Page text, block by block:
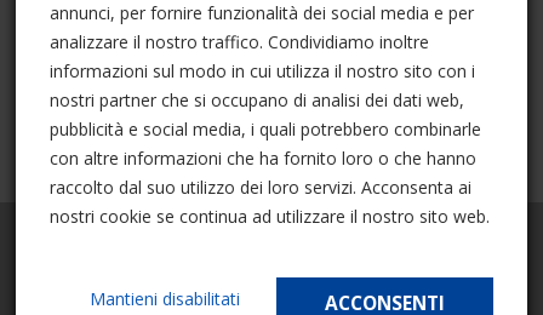
annunci, per fornire funzionalità dei social media e per
analizzare il nostro traffico. Condividiamo inoltre
informazioni sul modo in cui utilizza il nostro sito con i
nostri partner che si occupano di analisi dei dati web,
pubblicità e social media, i quali potrebbero combinarle
con altre informazioni che ha fornito loro o che hanno
raccolto dal suo utilizzo dei loro servizi. Acconsenta ai
nostri cookie se continua ad utilizzare il nostro sito web.
ACCONSENTI
Mantieni disabilitati